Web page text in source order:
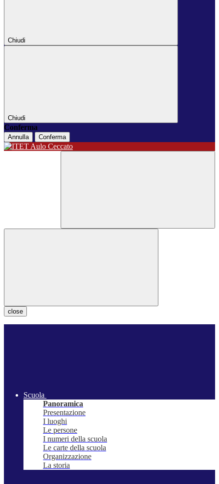
Chiudi
Chiudi
Conferma
Annulla Conferma
close
Scuola
Panoramica
Presentazione
I luoghi
Le persone
I numeri della scuola
Le carte della scuola
Organizzazione
La storia